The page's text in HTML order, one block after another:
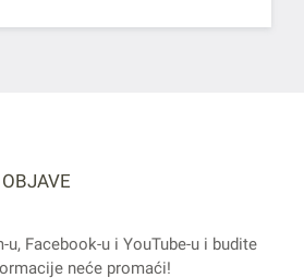
-u, Facebook-u i YouTube-u i budite
neće promaći!